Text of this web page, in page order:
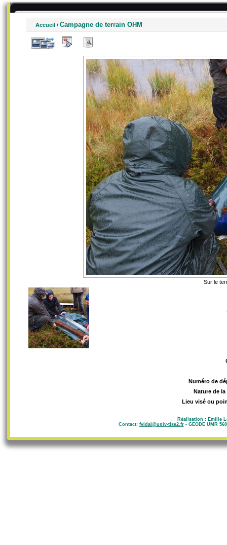
Accueil / Campagne de terrain OHM
Sur le
Numéro de
Nature de
Lieu visé ou
Réalisation : Emilie
Contact: fvidal@univ-tlse2.fr- GEODE UMR